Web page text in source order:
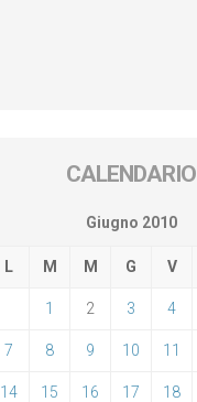
CALENDARIO
Giugno 2010
L M M G V
1 2 3 4
7 8 9 10 11
14 15 16 17 18